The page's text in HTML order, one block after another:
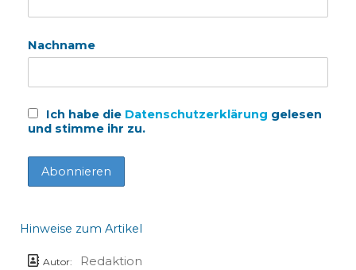
Nachname
Ich habe die Datenschutzerklärung gelesen
und stimme ihr zu.
Hinweise zum Artikel
Autor: Redaktion